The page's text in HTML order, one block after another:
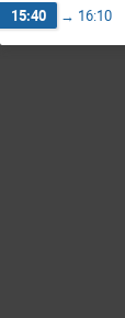
15:40 → 16:10